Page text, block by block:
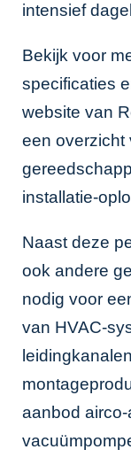
intensief
Bekijk voor
specificaties
website van
een overzicht
installatie-
Naast deze
ook andere
nodig voor
van HVAC-
leidingkanalen
aanbod